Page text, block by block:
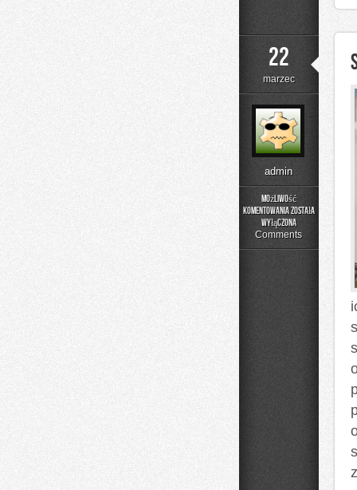
22
marzec
admin
Możliwość
komentowania
z
Wydarzeń
została
wyłączona
Comments